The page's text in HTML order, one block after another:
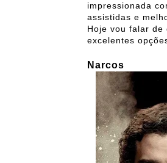
impressionada
assistidas e
Hoje vou falar de
excelentes
Narcos